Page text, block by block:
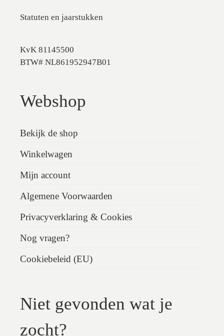
Statuten en jaarstukken
KvK 81145500
BTW# NL861952947B01
Webshop
Bekijk de shop
Winkelwagen
Mijn account
Algemene Voorwaarden
Privacyverklaring & Cookies
Nog vragen?
Cookiebeleid (EU)
Niet gevonden wat je
zocht?